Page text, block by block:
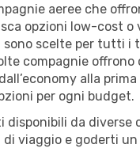
aeree che
opzioni low-cost o
sono scelte per tutti i
compagnie offrono
alla prima
per ogni budget.
disponibili da diverse
viaggio e goderti un